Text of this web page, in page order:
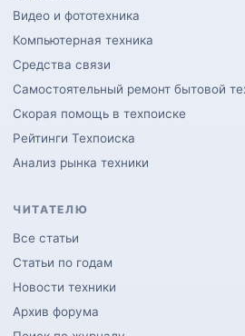
Видео и фототехника
Компьютерная техника
Средства связи
Самостоятельный ремонт бытовой
Скорая помощь в техпоиске
Рейтинги Техпоиска
Анализ рынка техники
ЧИТАТЕЛЮ
Все статьи
Статьи по годам
Новости техники
Архив форума